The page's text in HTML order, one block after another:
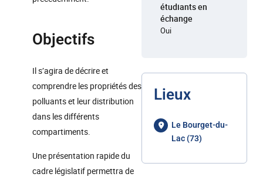
Objectifs
Il s’agira de décrire et
comprendre les propriétés des
polluants et leur distribution
dans les différents
compartiments.
Une présentation rapide du
cadre législatif permettra de
étudiants en
échange
Oui
Lieux
Le Bourget-du-
Lac (73)